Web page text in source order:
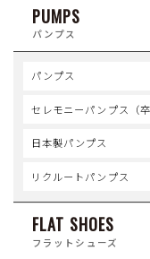
PUMPS
パンプス
パンプス
セレモニーパンプス（
日本製パンプス
リクルートパンプス
FLAT SHOES
フラットシューズ